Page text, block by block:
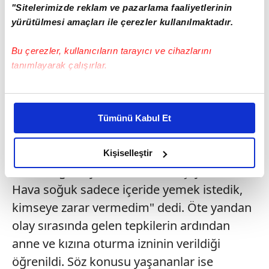
"Sitelerimizde reklam ve pazarlama faaliyetlerinin
yürütülmesi amaçları ile çerezler kullanılmaktadır.
Bu çerezler, kullanıcıların tarayıcı ve cihazlarını
tanımlayarak çalışırlar.
Bu çerezlere izin vermeniz halinde sizlere özel
daha iyi reklam deneyimi yaşatabiliriz. Bunu yaparken
amacımızın size daha iyi bir reklam deneyimi sunmak
olduğunu ve sizlere en iyi içerikleri sunabilmek adına
elimizden gelen çabayı gösterdiğimizi ve bu noktada,
reklamların maliyetlerimizi karşılamak noktasında tek gelir
kalemimiz olduğunu sizlere hatırlatmak isteriz.
Her halükârda, kullanıcılar, bu çerezlere izin vermedikleri
takdirde, kullanıcılara hedefli reklamlar
Tümünü Kabul Et
Kişiselleştir
"BİZ İNSAN DEĞİL MİYİZ"
İsmigül Sevcan olay günü görevlilere, "Biz
insan değil miyiz? Bizi neden dışlıyorsunuz?
Hava soğuk sadece içeride yemek istedik,
kimseye zarar vermedim" dedi. Öte yandan
olay sırasında gelen tepkilerin ardından
anne ve kızına oturma izninin verildiği
öğrenildi. Söz konusu yaşananlar ise